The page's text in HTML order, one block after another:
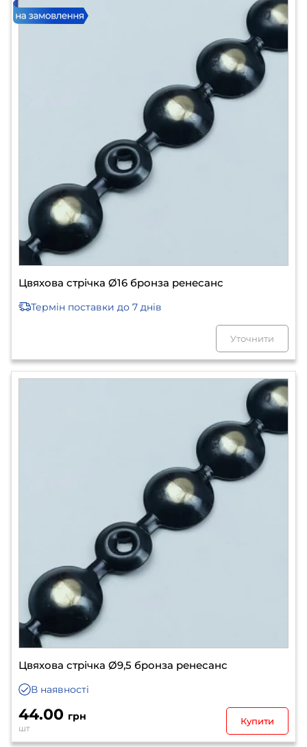
Цвяхова стрічка Ø16 бронза ренесанс
Термін поставки до 7 днів
Уточнити
Цвяхова стрічка Ø9,5 бронза ренесанс
В наявності
44.00 грн
шт
Купити